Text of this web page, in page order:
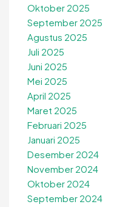
Oktober 2025
September 2025
Agustus 2025
Juli 2025
Juni 2025
Mei 2025
April 2025
Maret 2025
Februari 2025
Januari 2025
Desember 2024
November 2024
Oktober 2024
September 2024